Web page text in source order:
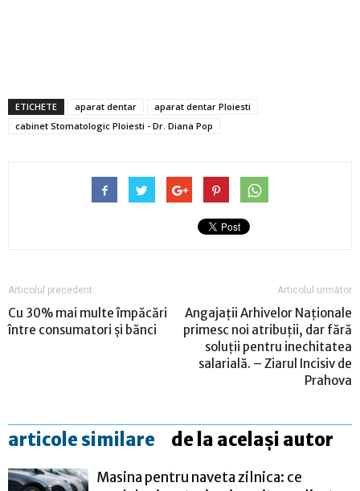
ETICHETE aparat dentar
aparat dentar Ploiesti
cabinet Stomatologic Ploiesti - Dr. Diana Pop
Articolul precedent
Cu 30% mai multe împăcări
între consumatori și bănci
Articolul următor
Angajații Arhivelor Naționale
primesc noi atribuții, dar fără
soluții pentru inechitatea
salarială. – Ziarul Incisiv de
Prahova
articole similare de la același autor
Masina pentru naveta zilnica: ce